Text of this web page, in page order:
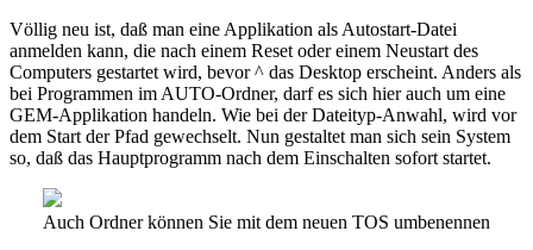
Völlig neu ist, daß man eine Applikation als Autostart-Datei
anmelden kann, die nach einem Reset oder einem Neustart des
Computers gestartet wird, bevor ^ das Desktop erscheint. Anders als
bei Programmen im AUTO-Ordner, darf es sich hier auch um eine
GEM-Applikation handeln. Wie bei der Dateityp-Anwahl, wird vor
dem Start der Pfad gewechselt. Nun gestaltet man sich sein System
so, daß das Hauptprogramm nach dem Einschalten sofort startet.
Auch Ordner können Sie mit dem neuen TOS umbenennen